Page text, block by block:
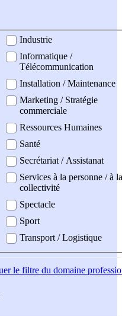
Industrie
Informatique /
Télécommunication
Installation / Maintenance
Marketing / Stratégie
commerciale
Ressources Humaines
Santé
Secrétariat / Assistanat
Services à la personne / à la
collectivité
Spectacle
Sport
Transport / Logistique
le filtre du domaine